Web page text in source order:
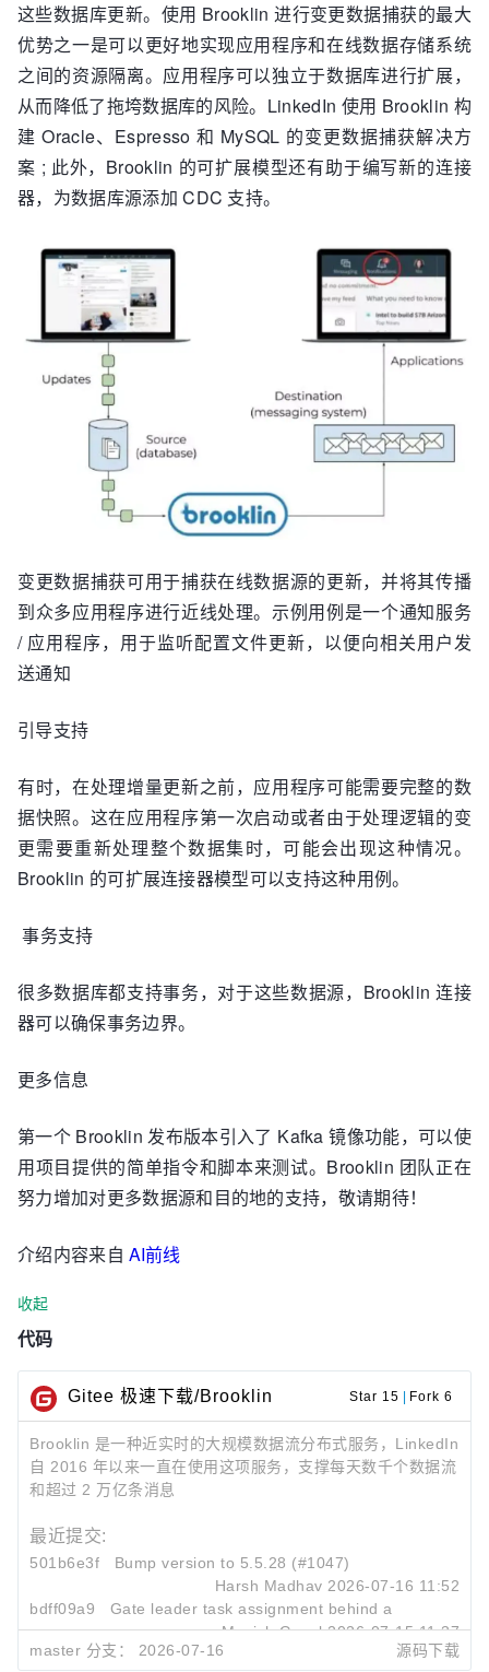
这些数据库更新。使用 Brooklin 进行变更数据捕获的最大
优势之一是可以更好地实现应用程序和在线数据存储系统
之间的资源隔离。应用程序可以独立于数据库进行扩展，
从而降低了拖垮数据库的风险。LinkedIn 使用 Brooklin 构
建 Oracle、Espresso 和 MySQL 的变更数据捕获解决方
案 ; 此外，Brooklin 的可扩展模型还有助于编写新的连接
器，为数据库源添加 CDC 支持。
变更数据捕获可用于捕获在线数据源的更新，并将其传播
到众多应用程序进行近线处理。示例用例是一个通知服务
/ 应用程序，用于监听配置文件更新，以便向相关用户发
送通知
引导支持
有时，在处理增量更新之前，应用程序可能需要完整的数
据快照。这在应用程序第一次启动或者由于处理逻辑的变
更需要重新处理整个数据集时，可能会出现这种情况。
Brooklin 的可扩展连接器模型可以支持这种用例。
事务支持
很多数据库都支持事务，对于这些数据源，Brooklin 连接
器可以确保事务边界。
更多信息
第一个 Brooklin 发布版本引入了 Kafka 镜像功能，可以使
用项目提供的简单指令和脚本来测试。Brooklin 团队正在
努力增加对更多数据源和目的地的支持，敬请期待！
介绍内容来自AI前线
收起
代码
Gitee 极速下载/Brooklin Star 15 Fork 6
Brooklin 是一种近实时的大规模数据流分布式服务，LinkedIn
自 2016 年以来一直在使用这项服务，支撑每天数千个数据流
和超过 2 万亿条消息
最近提交:
501b6e3f
Bump version to 5.5.28 (#1047)
Harsh Madhav 2026-07-16 11:52
bdff09a9
Gate leader task assignment behind a dynamic
Manish Goyal 2026-07-15 11:37
13b907a6
Add observability logs for load-based partition
master 分支： 2026-07-16 源码下载